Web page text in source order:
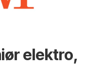
elektro,